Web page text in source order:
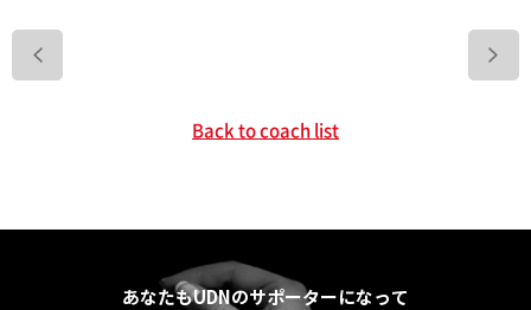
Back to coach list
あなたもUDNのサポーターになって